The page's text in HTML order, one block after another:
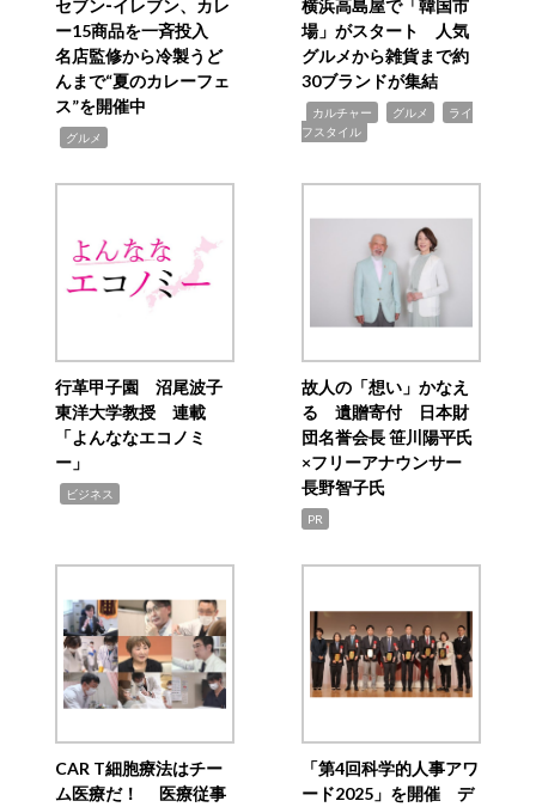
セブン‐イレブン、カレ
ー15商品を一斉投入
名店監修から冷製うど
んまで“夏のカレーフェ
ス”を開催中
グルメ
横浜高島屋で「韓国市
場」がスタート 人気
グルメから雑貨まで約
30ブランドが集結
カルチャー グルメ
ライ
フスタイル
行革甲子園 沼尾波子
東洋大学教授 連載
「よんななエコノミ
ー」
ビジネス
故人の「想い」かなえ
る 遺贈寄付 日本財
団名誉会長 笹川陽平氏
×フリーアナウンサー
長野智子氏
PR
CAR T細胞療法はチー
ム医療だ！ 医療従事
「第4回科学的人事アワ
ード2025」を開催 デ